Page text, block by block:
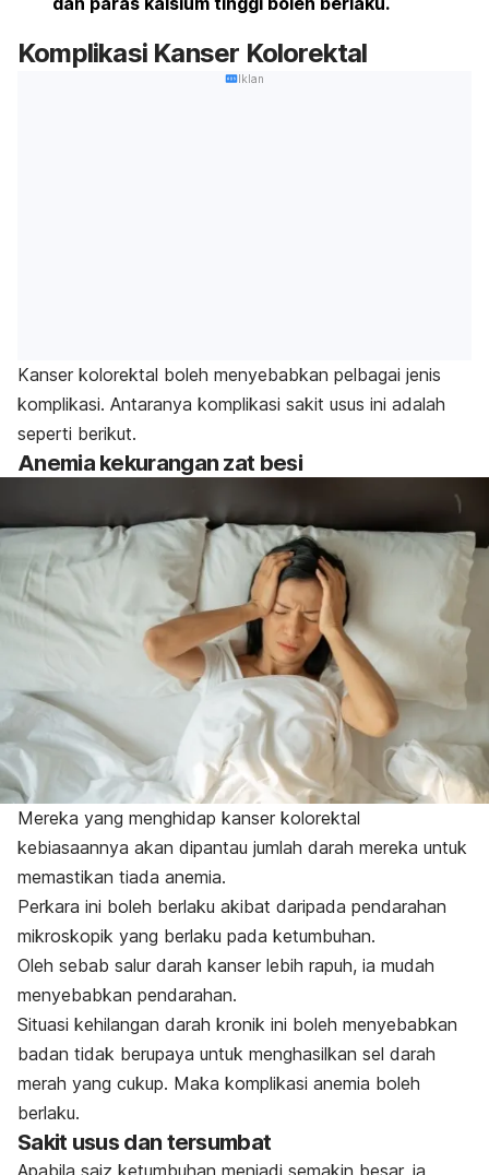
Komplikasi Kanser Kolorektal
Iklan
Kanser kolorektal boleh menyebabkan pelbagai jenis
komplikasi. Antaranya komplikasi sakit usus ini adalah
seperti berikut.
Anemia kekurangan zat besi
Mereka yang menghidap kanser kolorektal
kebiasaannya akan dipantau jumlah darah mereka untuk
memastikan tiada anemia.
Perkara ini boleh berlaku akibat daripada pendarahan
mikroskopik yang berlaku pada ketumbuhan.
Oleh sebab salur darah kanser lebih rapuh, ia mudah
menyebabkan pendarahan.
Situasi kehilangan darah kronik ini boleh menyebabkan
badan tidak berupaya untuk menghasilkan sel darah
merah yang cukup. Maka komplikasi anemia boleh
berlaku.
Sakit usus dan tersumbat